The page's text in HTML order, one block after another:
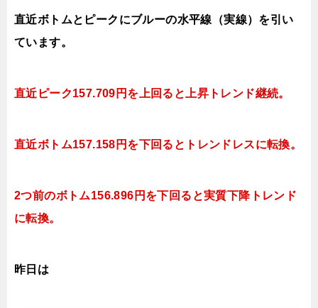
直近ボトムとピークにブルーの水平線（実線）を引い
ています。
直近ピーク157.709円を上回ると上昇トレンド継続。
直近ボトム157.158円を下回るとトレンドレスに転換。
2つ前のボトム156.896円を下回ると実質下降トレンド
に転換。
昨日は